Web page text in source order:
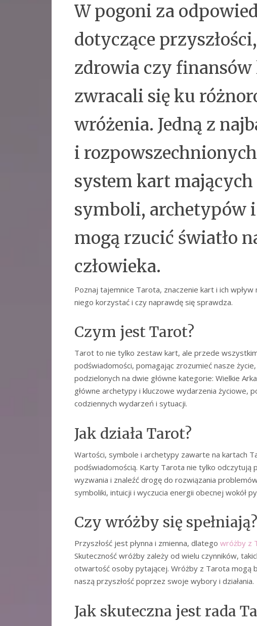
W pogoni za
dotyczące
zdrowia czy
zwracali się ku
wróżenia. Jedną z
i
system kart
symboli, archetypów
mogą rzucić światło
człowieka.
Poznaj tajemnice Tarota, znaczenie kart i ich
niego korzystać i czy naprawdę się sprawdza.
Czym jest Tarot?
Tarot to nie tylko zestaw kart, ale przede
podświadomości, pomagając zrozumieć nasze
podzielonych na dwie główne kategorie: Wielkie
główne archetypy i kluczowe wydarzenia życiowe,
codziennych wydarzeń i sytuacji.
Jak działa Tarot?
Wartości, symbole i archetypy zawarte na kartach
podświadomością. Karty Tarota nie tylko odczytują
wyzwania i znaleźć drogę do rozwiązania
symboliki, intuicji i wyczucia energii obecnej wokół
Czy wróżby się spełniają?
Przyszłość jest płynna i zmienna, dlatego wróżby z
Skuteczność wróżby zależy od wielu czynników,
otwartość osoby pytającej. Wróżby z Tarota mogą
naszą przyszłość poprzez swoje wybory i działania.
Jak skuteczna jest rada